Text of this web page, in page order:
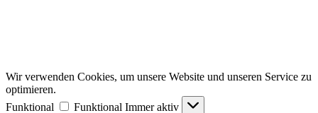
Wir verwenden Cookies, um unsere Website und unseren Service zu
optimieren.
Funktional
Funktional Immer aktiv